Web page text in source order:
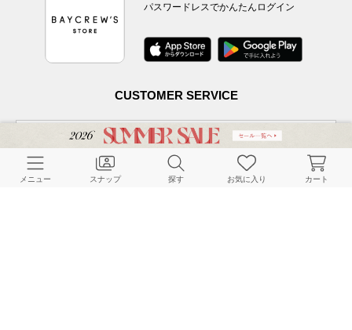
ADIDAS / アディダス for SLOBE / 417 STANSMITH LUXスニーカ
ー
ベア天 ショートキャミソール
￥5,500(税込)
コクーンシルエットデニム
パスワードレスでかんたんログイン
CUSTOMER SERVICE
よくある質問
メニュー スナップ 探す お気に入り カート